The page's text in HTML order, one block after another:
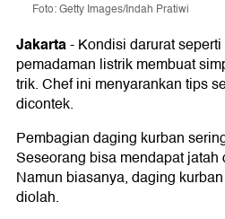
Foto: Getty Images/Indah Pratiwi
Jakarta-Kondisi darurat
pemadaman listrik membuat
trik. Chef ini menyarankan tips
dicontek.
Pembagian daging kurban
Seseorang bisa mendapat
Namun biasanya, daging
diolah.